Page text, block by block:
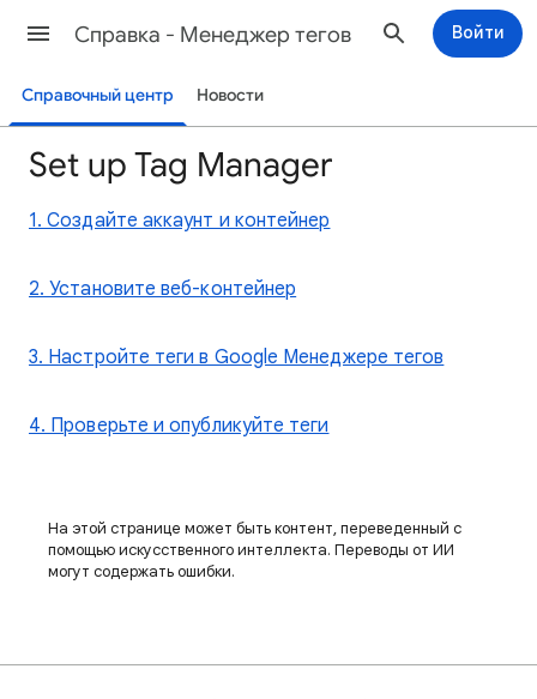
Cправка - Менеджер тегов Войти
Справочный центр Новости
Set up Tag Manager
1. Создайте аккаунт и контейнер
2. Установите веб-контейнер
3. Настройте теги в Google Менеджере тегов
4. Проверьте и опубликуйте теги
На этой странице может быть контент, переведенный с
помощью искусственного интеллекта. Переводы от ИИ
могут содержать ошибки.